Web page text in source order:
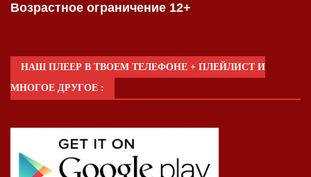
Возрастное ограничение 12+
НАШ ПЛЕЕР В ТВОЕМ ТЕЛЕФОНЕ + ПЛЕЙЛИСТ И
МНОГОЕ ДРУГОЕ :